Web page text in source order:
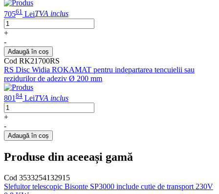
70561 LeiTVA inclus
+
-
Adaugă în coș
Cod RK21700RS
RS Disc Widia ROKAMAT pentru indepartarea tencuielii sau
rezidurilor de adeziv Ø 200 mm
801 84 LeiTVA inclus
+
-
Adaugă în coș
Produse din aceeași gamă
Cod 3533254132915
Slefuitor telescopic Bisonte SP3000 include cutie de transport 230V